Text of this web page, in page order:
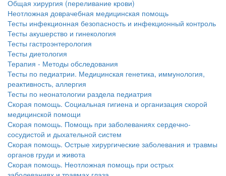
Общая хирургия (переливание крови)
Неотложная доврачебная медицинская помощь
Тесты инфекционная безопасность и инфекционный контроль
Тесты акушерство и гинекология
Тесты гастроэнтерология
Тесты диетология
Терапия - Методы обследования
Тесты по педиатрии. Медицинская генетика, иммунология,
реактивность, аллергия
Тесты по неонатологии раздела педиатрия
Скорая помощь. Социальная гигиена и организация скорой
медицинской помощи
Скорая помощь. Помощь при заболеваниях сердечно-
сосудистой и дыхательной систем
Скорая помощь. Острые хирургические заболевания и травмы
органов груди и живота
Скорая помощь. Неотложная помощь при острых